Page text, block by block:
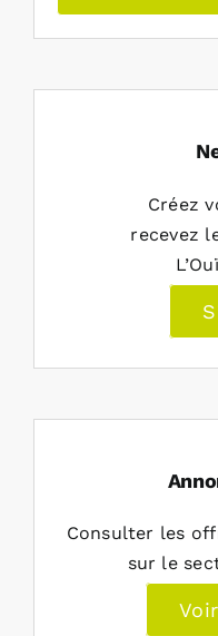
Créez
recevez
Consulter les
sur le